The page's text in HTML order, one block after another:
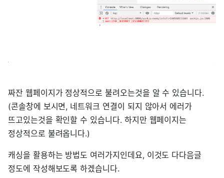
짜잔 웹페이지가 정상적으로 불려오는것을 알 수 있습니다.
(콘솔창에 보시면, 네트워크 연결이 되지 않아서 에러가
뜨고있는것을 확인할 수 있습니다. 하지만 웹페이지는
정상적으로 불려옵니다.)
캐싱을 활용하는 방법도 여러가지인데요, 이것도 다다음글
정도에 작성해보도록 하겠습니다.